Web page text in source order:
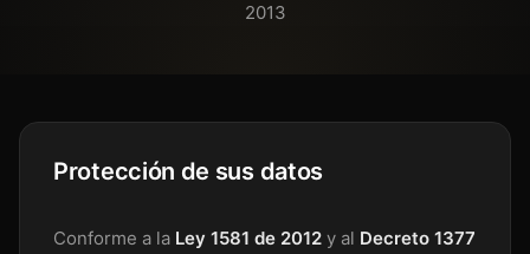
2013
Protección de sus datos
Conforme a la Ley 1581 de 2012 y al Decreto 1377